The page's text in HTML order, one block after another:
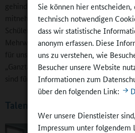
Sie können hier entscheiden,
technisch notwendigen
dass wir statistische
anonym erfassen. Diese
uns zu verstehen, wie
Besucher unsere Website
Informationen zum
über den folgenden Link:
Wer unsere Dienstleister
Impressum unter folgendem
gehindert? Was können wir von dem,
mitnehmen? Was muss passieren,
Schülerinnen und Schüler, aber auch
Mehrwert ergibt?“. Aber auch die Frage
für uns Lehrkräfte lebenswert?“ Denn,
„Ganztag beginnt um 8 Uhr und nicht
sind für ihn verantwortlich.“
Talentschmiede: Ganztag